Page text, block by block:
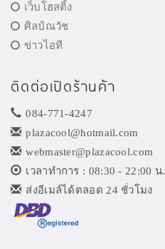
เว็บโฮสติ้ง
ศิลป์ณวัช
ข่าวไอที
ติดต่อเปิดร้านค้า
084-771-4247
plazacool@hotmail.com
webmaster@plazacool.com
เวลาทำการ : 08:30 - 22:00 น.
ส่งอีเมล์ได้ตลอด 24 ชั่วโมง